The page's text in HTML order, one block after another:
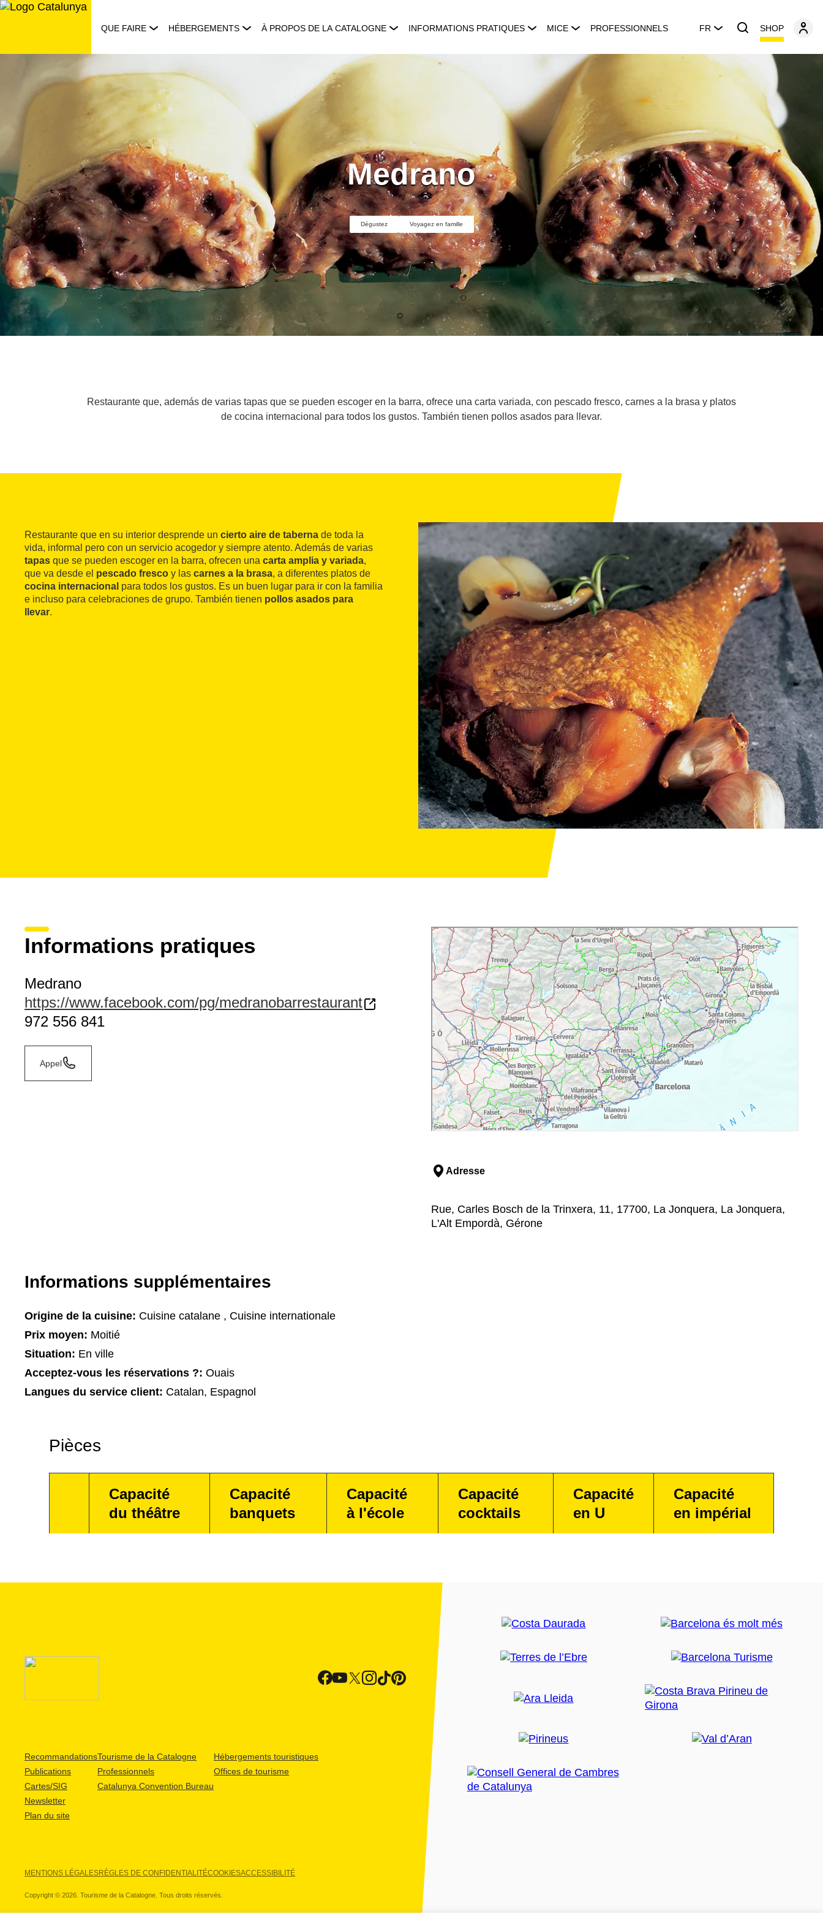
Aller
QUE FAIRE HÉBERGEMENTS À PROPOS DE LA CATALOGNE INFORMATIONS PRATIQUES MICE PROFESSIONNELS FR SHOP
Medrano
Dégustez Voyagez en famille
Restaurante que, además de varias tapas que se pueden escoger en la barra, ofrece una carta variada, con pescado fresco, carnes a la brasa y platos
de cocina internacional para todos los gustos. También tienen pollos asados para llevar.
Restaurante que en su interior desprende un cierto aire de taberna de toda la
vida, informal pero con un servicio acogedor y siempre atento. Además de varias
tapas que se pueden escoger en la barra, ofrecen una carta amplia y variada,
que va desde el pescado fresco y las carnes a la brasa, a diferentes platos de
cocina internacional para todos los gustos. Es un buen lugar para ir con la familia
e incluso para celebraciones de grupo. También tienen pollos asados para
llevar.
Informations pratiques
Medrano
https://www.facebook.com/pg/medranobarrestaurant
972 556 841
Appel
Adresse
Rue, Carles Bosch de la Trinxera, 11, 17700, La Jonquera, La Jonquera,
L'Alt Empordà, Gérone
Informations supplémentaires
Origine de la cuisine: Cuisine catalane , Cuisine internationale
Prix moyen: Moitié
Situation: En ville
Acceptez-vous les réservations ?: Ouais
Langues du service client: Catalan, Espagnol
Pièces
Capacité
du théâtre
Capacité
banquets
Capacité
à l'école
Capacité
cocktails
Capacité
en U
Capacité
en impérial
Recommandations
Publications
Cartes/SIG
Newsletter
Plan du site
Tourisme de la Catalogne
Professionnels
Catalunya Convention Bureau
Hébergements touristiques
Offices de tourisme
MENTIONS LÉGALESRÈGLES DE CONFIDENTIALITÉCOOKIESACCESSIBILITÉ
Copyright © 2026. Tourisme de la Catalogne. Tous droits réservés.